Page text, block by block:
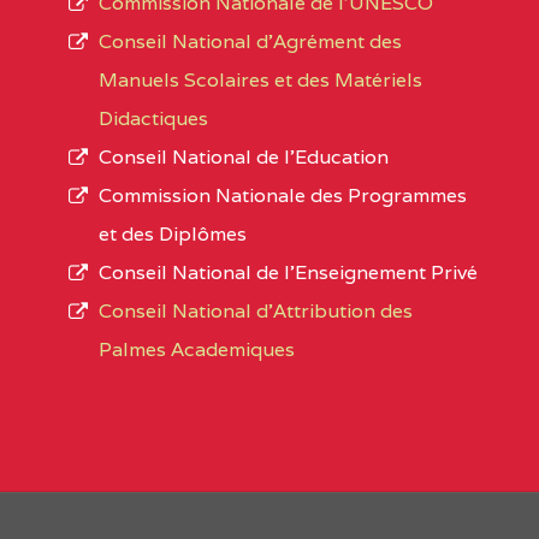
Noms
Localité
Région Noms
AGES COMPREHENSIVE BILINGUAL
SUD-OUEST
AGES COMPREHENSIVE
SCHOOL BP :495 KUMBA
L’offre d’éducation del’Enseignement
d’immatriculation du mois de septembre
suit :
1950 établissements publics
895 CES dont 86 Bilingues
1055 Lycées dont 351 Bilingues
72 établissements avec section bilingue
1358 établissements privés
Conseil National d’Agrément des
Manuels Scolaires et des Matériels
Didactiques
Conseil National de l’Education
Commission Nationale des Programmes
et des Diplômes
Conseil National de l’Enseignement Privé
Conseil National d'Attribution des
Palmes Academiques